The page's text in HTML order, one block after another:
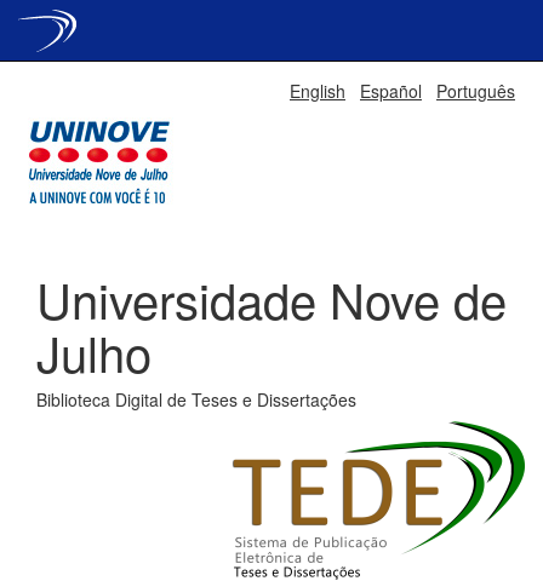
English Español Português
Universidade Nove de
Julho
Biblioteca Digital de Teses e Dissertações